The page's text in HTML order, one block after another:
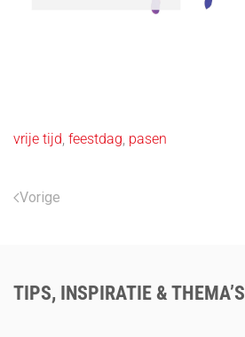
vrije tijd, feestdag, pasen
Vorige
TIPS, INSPIRATIE & THEMA’S